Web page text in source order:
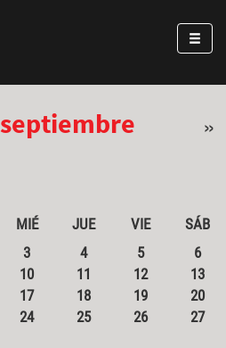
septiembre »
MIÉ JUE VIE
SÁB
3 4 5
6
10 11 12
13
17 18 19
20
24 25 26
27